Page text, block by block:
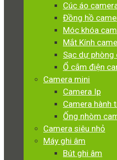
Cúc áo
Đồng hồ
Móc khóa
Mắt Kính
Sạc dự phòng
Ổ cắm điện
Camera mini
Camera Ip
Camera hành
Ống nhòm
Camera siêu nhỏ
Máy ghi âm
Bút ghi âm